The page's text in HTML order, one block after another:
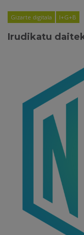
Gizarte digitala I+G+B
Irudikatu